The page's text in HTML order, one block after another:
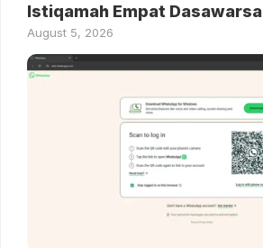
Istiqamah Empat Dasawarsa
August 5, 2026